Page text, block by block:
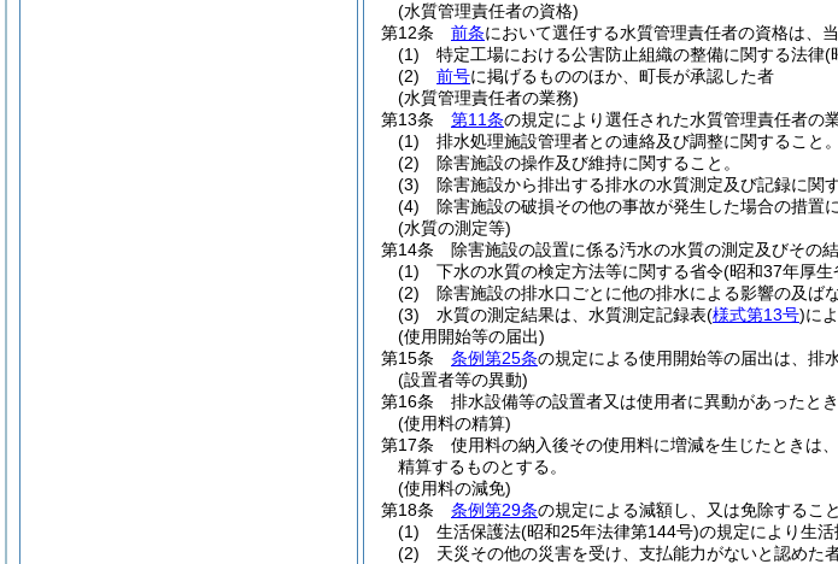
(水質管理責任者の資格)
第12条
前条において選任する水質管理責任者の資格は、
(1)
特定工場における公害防止組織の整備に関する法律(
(2)
前号に掲げるもののほか、町長が承認した者
(水質管理責任者の業務)
第13条
第11条の規定により選任された水質管理責任者の
(1)
排水処理施設管理者との連絡及び調整に関すること。
(2)
除害施設の操作及び維持に関すること。
(3)
除害施設から排出する排水の水質測定及び記録に関す
(4)
除害施設の破損その他の事故が発生した場合の措置
(水質の測定等)
第14条
除害施設の設置に係る汚水の水質の測定及びその
(1)
下水の水質の検定方法等に関する省令(昭和37年厚生
(2)
除害施設の排水口ごとに他の排水による影響の及ば
(3)
水質の測定結果は、水質測定記録表(様式第13号)に
(使用開始等の届出)
第15条
条例第25条の規定による使用開始等の届出は、排
(設置者等の異動)
第16条
排水設備等の設置者又は使用者に異動があったと
(使用料の精算)
第17条
使用料の納入後その使用料に増減を生じたときは
精算するものとする。
(使用料の減免)
第18条
条例第29条の規定による減額し、又は免除するこ
(1)
生活保護法(昭和25年法律第144号)の規定により生
(2)
天災その他の災害を受け、支払能力がないと認めた